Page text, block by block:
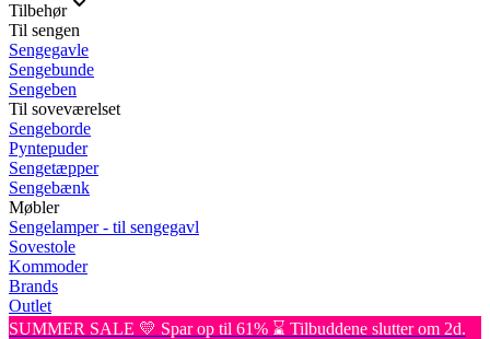
Tilbehør
Til sengen
Sengegavle
Sengebunde
Sengeben
Til soveværelset
Sengeborde
Pyntepuder
Sengetæpper
Sengebænk
Møbler
Sengelamper - til sengegavl
Sovestole
Kommoder
Brands
Outlet
SUMMER SALE 💛 Spar op til 61% ⌛ Tilbuddene slutter om 2d.